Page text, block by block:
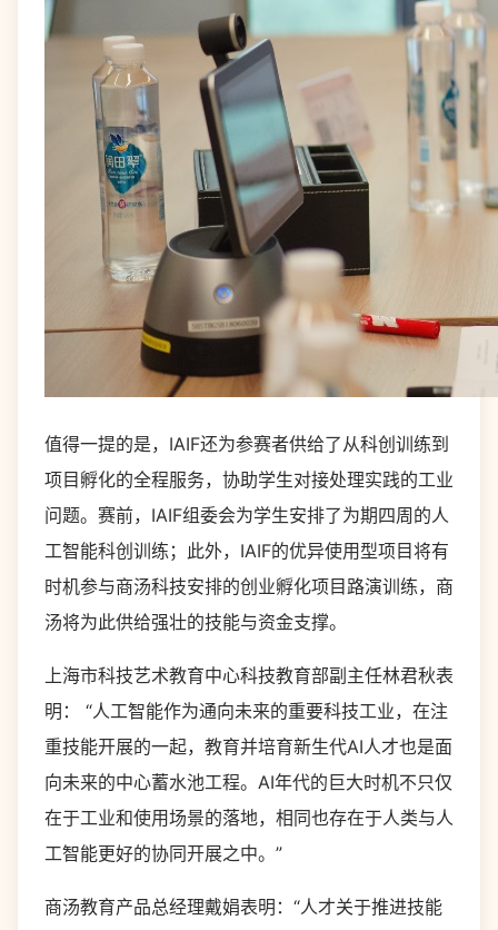
值得一提的是，IAIF还为参赛者供给了从科创训练到
项目孵化的全程服务，协助学生对接处理实践的工业
问题。赛前，IAIF组委会为学生安排了为期四周的人
工智能科创训练；此外，IAIF的优异使用型项目将有
时机参与商汤科技安排的创业孵化项目路演训练，商
汤将为此供给强壮的技能与资金支撑。
上海市科技艺术教育中心科技教育部副主任林君秋表
明： “人工智能作为通向未来的重要科技工业，在注
重技能开展的一起，教育并培育新生代AI人才也是面
向未来的中心蓄水池工程。AI年代的巨大时机不只仅
在于工业和使用场景的落地，相同也存在于人类与人
工智能更好的协同开展之中。”
商汤教育产品总经理戴娟表明：“人才关于推进技能